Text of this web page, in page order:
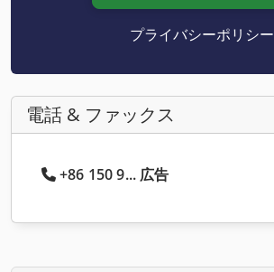
プライバシーポリシー
電話 & ファックス
+86 150 9... 広告